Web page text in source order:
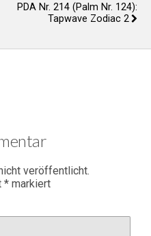
PDA Nr. 214 (Palm Nr. 124):
Tapwave Zodiac 2
veröffentlicht.
* markiert